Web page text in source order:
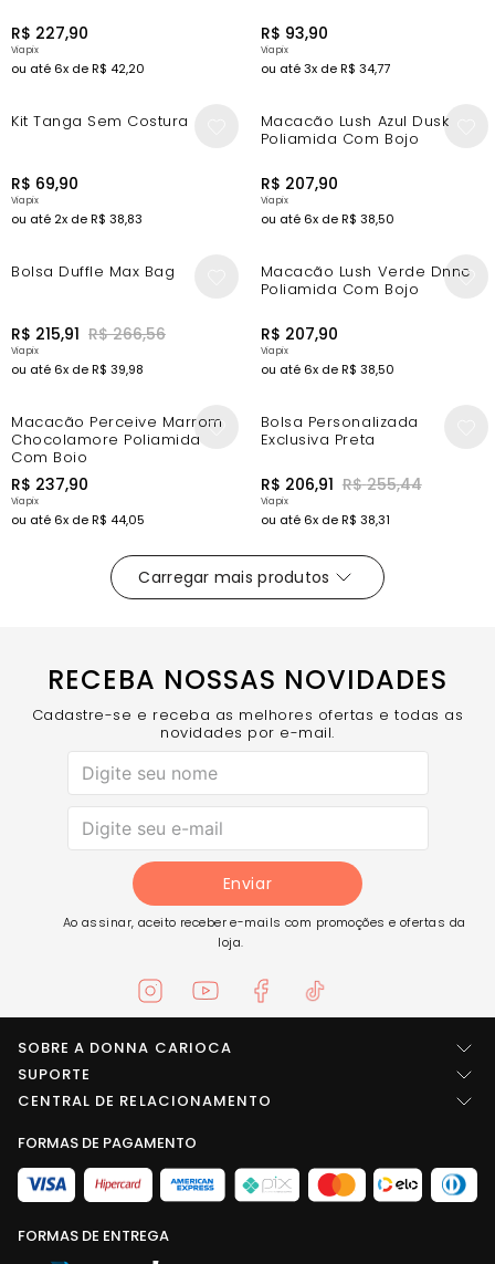
R$ 227,90
ou até 6x deR$ 42,20
R$ 93,90
ou até3x deR$ 34,77
New In
Kit Tanga Sem Costura
R$ 69,90
ou até 2x deR$ 38,83
New In
Macacão Lush Azul Dusk
Poliamida Com Bojo
R$ 207,90
ou até 6x deR$ 38,50
-10%
Bolsa Duffle Max Bag
R$ 215,91 R$ 266,56
ou até 6x deR$ 39,98
New In
Macacão Lush Verde Dnnc
Poliamida Com Bojo
R$ 207,90
ou até 6x deR$ 38,50
New In
Macacão Perceive Marrom
Chocolamore Poliamida
Com Bojo
R$ 237,90
ou até 6x deR$ 44,05
-10%
Bolsa Personalizada
Exclusiva Preta
R$ 206,91 R$ 255,44
ou até 6x deR$ 38,31
RECEBA NOSSAS NOVIDADES
Cadastre-se e receba as melhores ofertas e todas as
novidades por e-mail.
Enviar
Ao assinar, aceito receber e-mails com promoções e ofertas da
loja.
SOBRE A DONNA CARIOCA
Quem somos
Imprensa
Trabalhe conosco
Seja um fornecedor
SUPORTE
Central de ajuda
Entre em contato
Troca e Devolução
CENTRAL DE RELACIONAMENTO
LOCALIZAÇÃO
Rua Arídio da rosa pinheiro, SN Área B1 - Galpões 1, 2, 3, 4 e 5
Conselheiro Paulino, Nova Friburgo - RJ - CEP: 28633-789
Atendimento
FORMAS DE PAGAMENTO
FORMAS DE ENTREGA